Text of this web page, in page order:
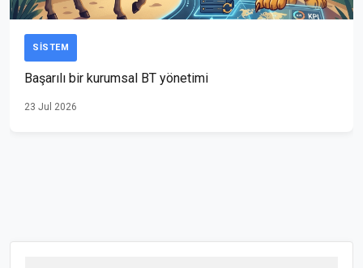
SISTEM
Başarılı bir kurumsal BT yönetimi
23 Jul 2026